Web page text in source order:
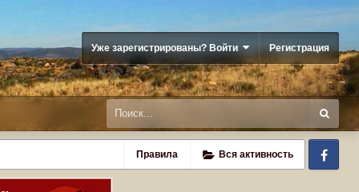
Уже зарегистрированы? Войти Регистрация
Правила Вся активность